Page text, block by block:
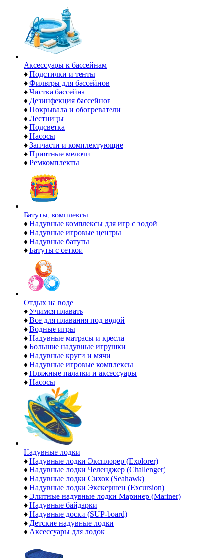
Аксессуары к бассейнам
♦ Подстилки и тенты
♦ Фильтры для бассейнов
♦ Чистка бассейна
♦ Дезинфекция бассейнов
♦ Покрывала и обогреватели
♦ Лестницы
♦ Подсветка
♦ Насосы
♦ Запчасти и комплектующие
♦ Приятные мелочи
♦ Ремкомплекты
Батуты, комплексы
♦ Надувные комплексы для игр с водой
♦ Надувные игровые центры
♦ Надувные батуты
♦ Батуты с сеткой
Отдых на воде
♦ Учимся плавать
♦ Все для плавания под водой
♦ Водные игры
♦ Надувные матрасы и кресла
♦ Большие надувные игрушки
♦ Надувные круги и мячи
♦ Надувные игровые комплексы
♦ Пляжные палатки и аксессуары
♦ Насосы
Надувные лодки
♦ Надувные лодки Эксплорер (Explorer)
♦ Надувные лодки Челенджер (Challenger)
♦ Надувные лодки Сихок (Seahawk)
♦ Надувные лодки Экскершен (Excursion)
♦ Элитные надувные лодки Маринер (Mariner)
♦ Надувные байдарки
♦ Надувные доски (SUP-board)
♦ Детские надувные лодки
♦ Аксессуары для лодок